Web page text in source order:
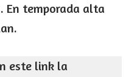
En temporada alta
este link la